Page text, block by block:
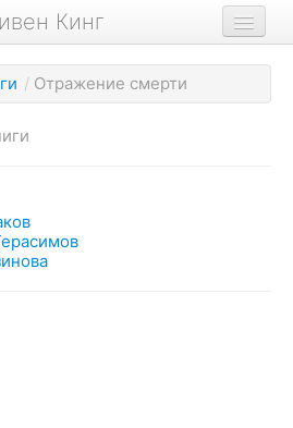
Кинг
/ Отражение смерти